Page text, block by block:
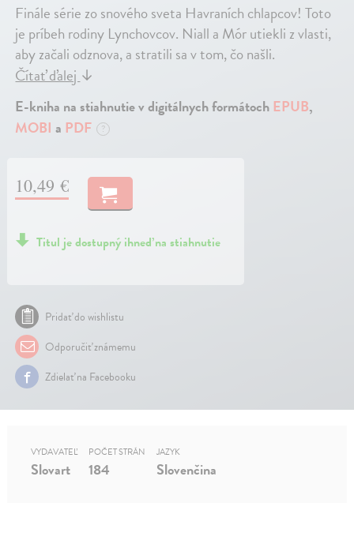
Finále série zo snového sveta Havraních chlapcov! Toto
je príbeh rodiny Lynchovcov. Niall a Mór utiekli z vlasti,
aby začali odznova, a stratili sa v tom, čo našli.
Čítať ďalej↓
E-kniha na stiahnutie v digitálnych formátoch EPUB,
MOBI a PDF ?
10,49 €
Titul je dostupný ihneď na stiahnutie
Pridať do wishlistu
Odporučiť známemu
Zdielať na Facebooku
VYDAVATEĽ
Slovart
POČET STRÁN
184
JAZYK
Slovenčina